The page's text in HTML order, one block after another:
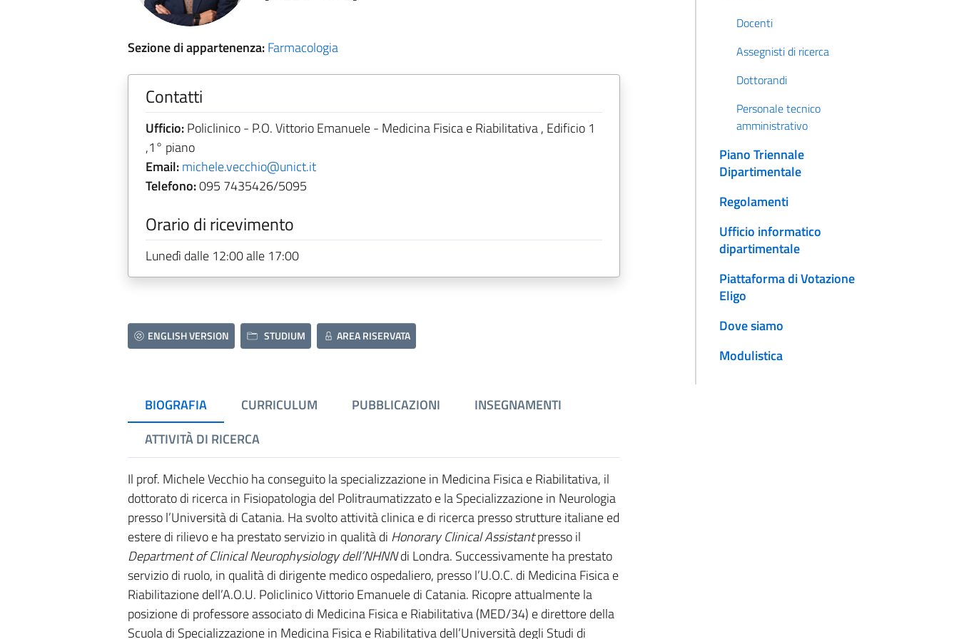
Sezione di appartenenza:Farmacologia
Contatti
Ufficio:Policlinico - P.O. Vittorio Emanuele - Medicina Fisica e Riabilitativa , Edificio 1
,1° piano
Email:michele.vecchio@unict.it
Telefono:095 7435426/5095
Orario di ricevimento
Lunedì dalle 12:00 alle 17:00
ENGLISH VERSION STUDIUM AREA RISERVATA
BIOGRAFIA CURRICULUM PUBBLICAZIONI
INSEGNAMENTI
ATTIVITÀ DI RICERCA
Il prof. Michele Vecchio ha conseguito la specializzazione in Medicina Fisica e Riabilitativa, il
dottorato di ricerca in Fisiopatologia del Politraumatizzato e la Specializzazione in Neurologia
presso l’Università di Catania. Ha svolto attività clinica e di ricerca presso strutture italiane ed
estere di rilievo e ha prestato servizio in qualità di Honorary Clinical Assistantpresso il
Department of Clinical Neurophysiology dell’NHNNdi Londra. Successivamente ha prestato
servizio di ruolo, in qualità di dirigente medico ospedaliero, presso l’U.O.C. di Medicina Fisica e
Riabilitazione dell’A.O.U. Policlinico Vittorio Emanuele di Catania. Ricopre attualmente la
posizione di professore associato di Medicina Fisica e Riabilitativa (MED/34) e direttore della
Scuola di Specializzazione in Medicina Fisica e Riabilitativa dell’Università degli Studi di
Docenti
Assegnisti di ricerca
Dottorandi
Personale tecnico
amministrativo
Piano Triennale
Dipartimentale
Regolamenti
Ufficio informatico
dipartimentale
Piattaforma di Votazione
Eligo
Dove siamo
Modulistica